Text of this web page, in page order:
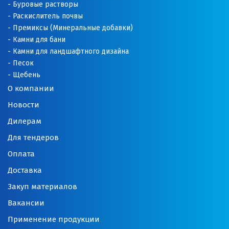
Оренбург
Орехово-Зуево
П
Павловский Посад
Пенза
Пермь
Походилова
Псков
О компании
Новости
Дилерам
Для тендеров
Оплата
Доставка
Закуп материалов
Вакансии
Применение продукции
Буровые растворы
Раскислитель почвы
Премиксы (Минеральные добавки)
Камни для бани
Камни для ландшафтного дизайна
Песок
Щебень